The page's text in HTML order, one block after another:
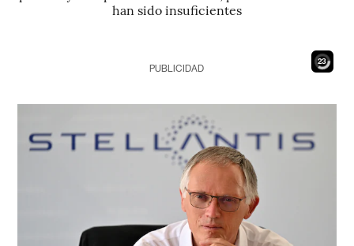
han sido insuficientes
21
PUBLICIDAD